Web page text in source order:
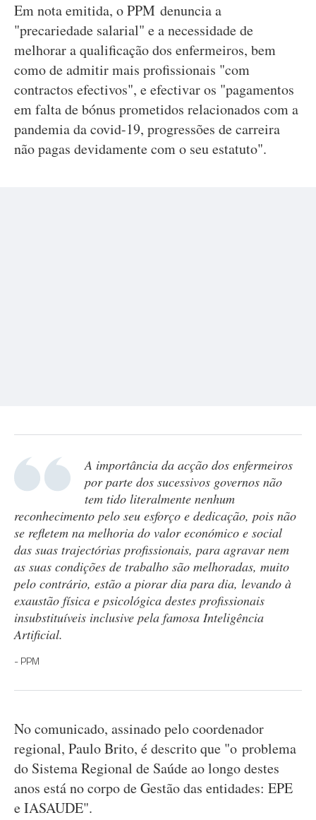
Em nota emitida, o PPM denuncia a
"precariedade salarial" e a necessidade de
melhorar a qualificação dos enfermeiros, bem
como de admitir mais profissionais "com
contractos efectivos", e efectivar os "pagamentos
em falta de bónus prometidos relacionados com a
pandemia da covid-19, progressões de carreira
não pagas devidamente com o seu estatuto".
A importância da acção dos enfermeiros
por parte dos sucessivos governos não
tem tido literalmente nenhum
reconhecimento pelo seu esforço e dedicação, pois não
se refletem na melhoria do valor económico e social
das suas trajectórias profissionais, para agravar nem
as suas condições de trabalho são melhoradas, muito
pelo contrário, estão a piorar dia para dia, levando à
exaustão física e psicológica destes profissionais
insubstituíveis inclusive pela famosa Inteligência
Artificial.
PPM
No comunicado, assinado pelo coordenador
regional, Paulo Brito, é descrito que "o problema
do Sistema Regional de Saúde ao longo destes
anos está no corpo de Gestão das entidades: EPE
e IASAUDE".